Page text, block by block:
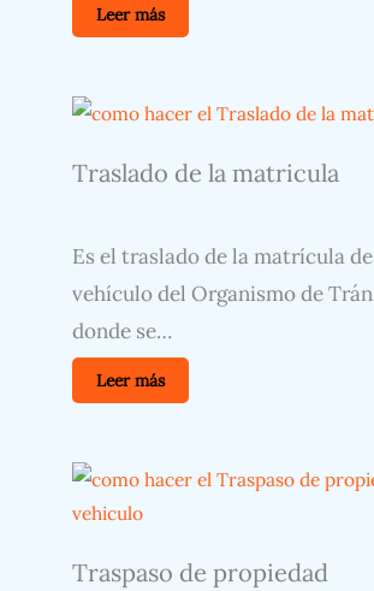
Leer más
Traslado de la matricula
Es el traslado de la matrícula
vehículo del Organismo de
donde se…
Leer más
Traspaso de propiedad